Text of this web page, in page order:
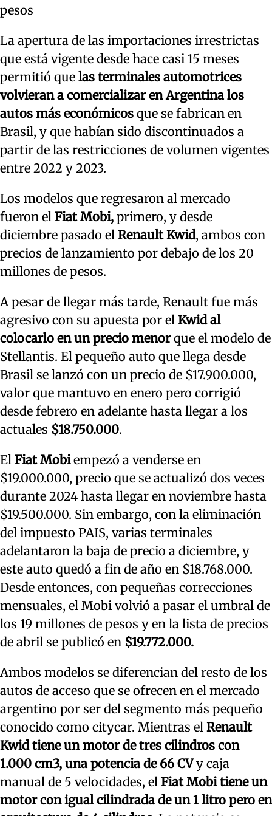
pesos
La apertura de las importaciones irrestrictas
que está vigente desde hace casi 15 meses
permitió que las terminales automotrices
volvieran a comercializar en Argentina los
autos más económicos que se fabrican en
Brasil, y que habían sido discontinuados a
partir de las restricciones de volumen vigentes
entre 2022 y 2023.
Los modelos que regresaron al mercado
fueron el Fiat Mobi, primero, y desde
diciembre pasado el Renault Kwid, ambos con
precios de lanzamiento por debajo de los 20
millones de pesos.
A pesar de llegar más tarde, Renault fue más
agresivo con su apuesta por el Kwid al
colocarlo en un precio menorque el modelo de
Stellantis. El pequeño auto que llega desde
Brasil se lanzó con un precio de $17.900.000,
valor que mantuvo en enero pero corrigió
desde febrero en adelante hasta llegar a los
actuales $18.750.000.
El Fiat Mobiempezó a venderse en
$19.000.000, precio que se actualizó dos veces
durante 2024 hasta llegar en noviembre hasta
$19.500.000. Sin embargo, con la eliminación
del impuesto PAIS, varias terminales
adelantaron la baja de precio a diciembre, y
este auto quedó a fin de año en $18.768.000.
Desde entonces, con pequeñas correcciones
mensuales, el Mobi volvió a pasar el umbral de
los 19 millones de pesos y en la lista de precios
de abril se publicó en $19.772.000.
Ambos modelos se diferencian del resto de los
autos de acceso que se ofrecen en el mercado
argentino por ser del segmento más pequeño
conocido como citycar. Mientras el Renault
Kwid tiene un motor de tres cilindros con
1.000 cm3, una potencia de 66 CVy caja
manual de 5 velocidades, el Fiat Mobi tiene un
motor con igual cilindrada de un 1 litro pero en